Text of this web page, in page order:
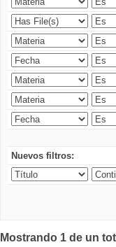
Nuevos filtros:
Mostrando 1 de un